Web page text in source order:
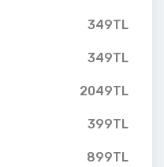
349TL
349TL
2049TL
399TL
899TL